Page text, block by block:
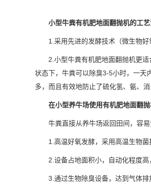
小型牛粪有机肥地面翻抛机的工
1.采用先进的发酵技术（微生物
2.小型牛粪有机肥地面翻抛机更
状态下，牛粪可以除臭3-5小时，一天
多，而且有效地防止了硫化氢、氨、
在小型养牛场使用有机肥地面翻
牛粪直接从养牛场返回田间，容
1.高温好氧发酵，采用高温生物菌
2.设备占地面积小，自动化程度高
3.通过生物除臭设备，达到气体排